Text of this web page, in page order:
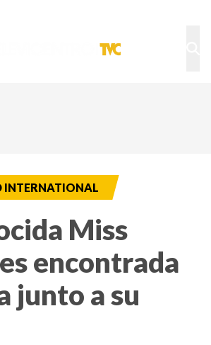
INTERNATIONAL
Miss
encontrada
junto a su